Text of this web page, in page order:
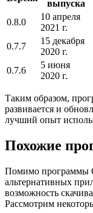
выпуска
0.8.0
10 апреля
2021 г.
0.7.7
15 декабря
2020 г.
0.7.6
5 июня
2020 г.
Таким образом,
развивается и
лучший опыт
Похожие
Помимо программы
альтернативных
возможность
Рассмотрим